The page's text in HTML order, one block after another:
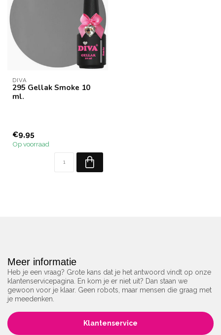
DIVA
295 Gellak Smoke 10
ml.
€9,95
Op voorraad
Meer informatie
Heb je een vraag? Grote kans dat je het antwoord vindt op onze
klantenservicepagina. En kom je er niet uit? Dan staan we
gewoon voor je klaar. Geen robots, maar mensen die graag met
je meedenken.
Klantenservice